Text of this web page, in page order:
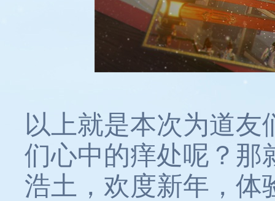
以上就是本次为道
们心中的痒处呢？那
浩土，欢度新年，体